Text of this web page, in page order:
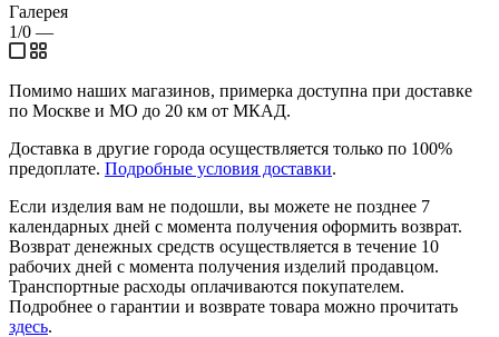
Галерея
1/0 —
Помимо наших магазинов, примерка доступна при доставке
по Москве и МО до 20 км от МКАД.
Доставка в другие города осуществляется только по 100%
предоплате. Подробные условия доставки.
Если изделия вам не подошли, вы можете не позднее 7
календарных дней с момента получения оформить возврат.
Возврат денежных средств осуществляется в течение 10
рабочих дней с момента получения изделий продавцом.
Транспортные расходы оплачиваются покупателем.
Подробнее о гарантии и возврате товара можно прочитать
здесь.